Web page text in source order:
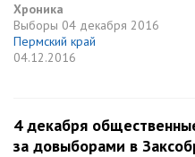
Хроника
Выборы 04 декабря 2016
Пермский край
04.12.2016
4 декабря
за довыборами в